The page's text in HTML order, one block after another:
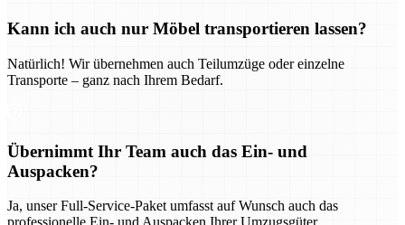
Kann ich auch nur Möbel transportieren lassen?
Natürlich! Wir übernehmen auch Teilumzüge oder einzelne
Transporte – ganz nach Ihrem Bedarf.
Übernimmt Ihr Team auch das Ein- und
Auspacken?
Ja, unser Full-Service-Paket umfasst auf Wunsch auch das